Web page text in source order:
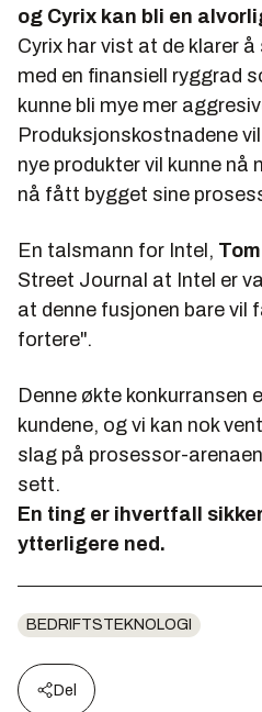
og Cyrix kan bli en
Cyrix har vist at de klarer
med en finansiell ryggrad
kunne bli mye mer
Produksjonskostnadene
nye produkter vil kunne nå
nå fått bygget sine
En talsmann for Intel,
Street Journal at Intel er
at denne fusjonen bare vil
fortere".
Denne økte konkurransen
kundene, og vi kan nok
slag på prosessor-
sett.
En ting er ihvertfall
ytterligere ned.
BEDRIFTSTEKNOLOGI
Del